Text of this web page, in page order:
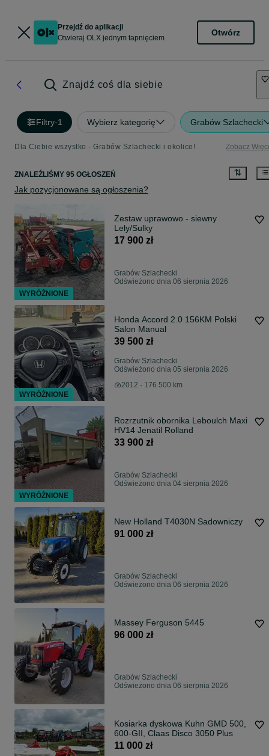
Przejdź do aplikacji
Otwieraj OLX jednym tapnięciem
Otwórz
Znajdź coś dla siebie
Filtry·1 Wybierz kategorię Grabów Szlachecki
Dla Ciebie wszystko - Grabów Szlachecki i okolice! Zobacz
ZNALEŹLIŚMY 95 OGŁOSZEŃ
Jak pozycjonowane są ogłoszenia?
Zestaw uprawowo - siewny
Lely/Sulky
17 900 zł
Grabów Szlachecki
Odświeżono dnia 06 sierpnia 2026
Honda Accord 2.0 156KM Polski
Salon Manual
39 500 zł
Grabów Szlachecki
Odświeżono dnia 05 sierpnia 2026
2012 - 176 500 km
Rozrzutnik obornika Leboulch Maxi
HV14 Jenatil Rolland
33 900 zł
Grabów Szlachecki
Odświeżono dnia 04 sierpnia 2026
New Holland T4030N Sadowniczy
91 000 zł
Grabów Szlachecki
Odświeżono dnia 06 sierpnia 2026
Massey Ferguson 5445
96 000 zł
Grabów Szlachecki
Odświeżono dnia 06 sierpnia 2026
Kosiarka dyskowa Kuhn GMD 500,
600-GII, Claas Disco 3050 Plus
11 000 zł
WYRÓŻNIONE
WYRÓŻNIONE
WYRÓŻNIONE